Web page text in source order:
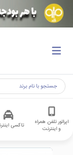
اپراتور تلفن همراه
و اینترنت
تاکسی